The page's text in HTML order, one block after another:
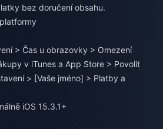
bez doručení obsahu.
> Čas u obrazovky > Omezení
v iTunes a App Store > Povolit
> [Vaše jméno] > Platby a
iOS 15.3.1+